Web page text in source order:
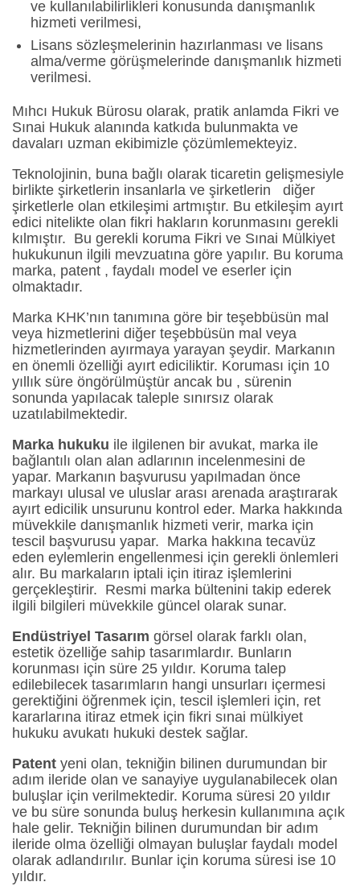
ve kullanılabilirlikleri konusunda danışmanlık
hizmeti verilmesi,
Lisans sözleşmelerinin hazırlanması ve lisans
alma/verme görüşmelerinde danışmanlık hizmeti
verilmesi.
Mıhcı Hukuk Bürosu olarak, pratik anlamda Fikri ve
Sınai Hukuk alanında katkıda bulunmakta ve
davaları uzman ekibimizle çözümlemekteyiz.
Teknolojinin, buna bağlı olarak ticaretin gelişmesiyle
birlikte şirketlerin insanlarla ve şirketlerin diğer
şirketlerle olan etkileşimi artmıştır. Bu etkileşim ayırt
edici nitelikte olan fikri hakların korunmasını gerekli
kılmıştır. Bu gerekli koruma Fikri ve Sınai Mülkiyet
hukukunun ilgili mevzuatına göre yapılır. Bu koruma
marka, patent , faydalı model ve eserler için
olmaktadır.
Marka KHK’nın tanımına göre bir teşebbüsün mal
veya hizmetlerini diğer teşebbüsün mal veya
hizmetlerinden ayırmaya yarayan şeydir. Markanın
en önemli özelliği ayırt ediciliktir. Koruması için 10
yıllık süre öngörülmüştür ancak bu , sürenin
sonunda yapılacak taleple sınırsız olarak
uzatılabilmektedir.
Marka hukuku ile ilgilenen bir avukat, marka ile
bağlantılı olan alan adlarının incelenmesini de
yapar. Markanın başvurusu yapılmadan önce
markayı ulusal ve uluslar arası arenada araştırarak
ayırt edicilik unsurunu kontrol eder. Marka hakkında
müvekkile danışmanlık hizmeti verir, marka için
tescil başvurusu yapar. Marka hakkına tecavüz
eden eylemlerin engellenmesi için gerekli önlemleri
alır. Bu markaların iptali için itiraz işlemlerini
gerçekleştirir. Resmi marka bültenini takip ederek
ilgili bilgileri müvekkile güncel olarak sunar.
Endüstriyel Tasarım görsel olarak farklı olan,
estetik özelliğe sahip tasarımlardır. Bunların
korunması için süre 25 yıldır. Koruma talep
edilebilecek tasarımların hangi unsurları içermesi
gerektiğini öğrenmek için, tescil işlemleri için, ret
kararlarına itiraz etmek için fikri sınai mülkiyet
hukuku avukatı hukuki destek sağlar.
Patent yeni olan, tekniğin bilinen durumundan bir
adım ileride olan ve sanayiye uygulanabilecek olan
buluşlar için verilmektedir. Koruma süresi 20 yıldır
ve bu süre sonunda buluş herkesin kullanımına açık
hale gelir. Tekniğin bilinen durumundan bir adım
ileride olma özelliği olmayan buluşlar faydalı model
olarak adlandırılır. Bunlar için koruma süresi ise 10
yıldır.